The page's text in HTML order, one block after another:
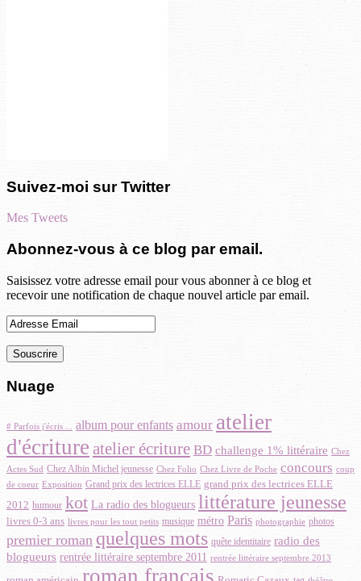
Suivez-moi sur Twitter
Mes Tweets
Abonnez-vous à ce blog par email.
Saisissez votre adresse email pour vous abonner à ce blog et
recevoir une notification de chaque nouvel article par email.
Nuage
# Parfois j'écris ... album pour enfants amour atelier
d'écriture atelier écriture BD challenge 1% littéraire Chez
Actes Sud Chez Albin Michel jeunesse Chez Folio Chez Livre de Poche concours coup
de coeur Exposition Grand prix des lectrices ELLE grand prix des lectrices ELLE
2012 humour kot La radio des blogueurs littérature jeunesse
livres 0-3 ans livres pour les tout petits musique métro Paris photographie photos
premier roman quelques mots quête identitaire radio des
blogueurs rentrée littéraire septembre 2011 rentrée littéraire septembre 2013